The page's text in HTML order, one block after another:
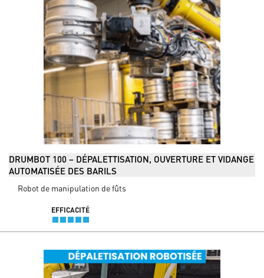
DRUMBOT 100 – DÉPALETTISATION, OUVERTURE ET VIDANGE
AUTOMATISÉE DES BARILS
Robot de manipulation de fûts
EFFICACITÉ